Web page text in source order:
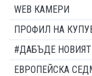
WEB КАМЕРИ
ПРОФИЛ НА
#ДАБЪДЕ
ЕВРОПЕЙСКА